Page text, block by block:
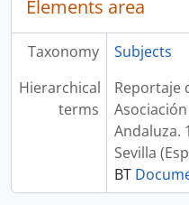
Elements area
Taxonomy
Subjects
Hierarchical
terms
Reportaje
Andaluza.
Sevilla
BT